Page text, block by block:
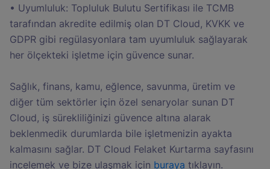
• Uyumluluk: Topluluk Bulutu Sertifikası ile TCMB
tarafından akredite edilmiş olan DT Cloud, KVKK ve
GDPR gibi regülasyonlara tam uyumluluk sağlayarak
her ölçekteki işletme için güvence sunar.
Sağlık, finans, kamu, eğlence, savunma, üretim ve
diğer tüm sektörler için özel senaryolar sunan DT
Cloud, iş sürekliliğinizi güvence altına alarak
beklenmedik durumlarda bile işletmenizin ayakta
kalmasını sağlar. DT Cloud Felaket Kurtarma sayfasını
incelemek ve bize ulaşmak için buraya tıklayın.